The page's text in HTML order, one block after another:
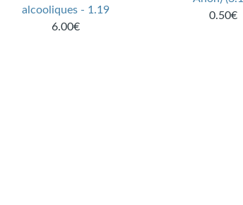
alcooliques - 1.19
6.00€
0.50€